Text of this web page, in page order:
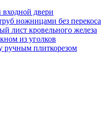
входной двери
ножницами без перекоса
лист кровельного железа
из уголков
ручным плиткорезом